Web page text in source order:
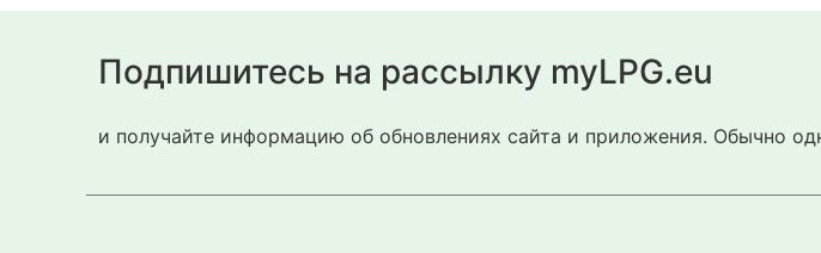
Подпишитесь на рассылку myLPG.eu
и получайте информацию об обновлениях сайта и приложения. Обычно